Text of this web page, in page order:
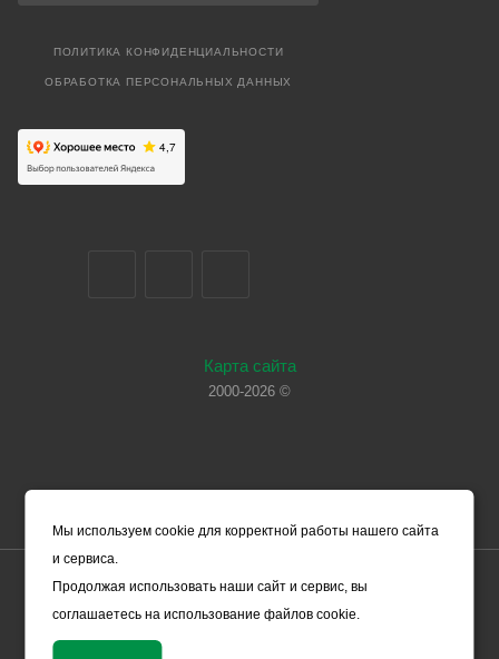
ПОЛИТИКА КОНФИДЕНЦИАЛЬНОСТИ
ОБРАБОТКА ПЕРСОНАЛЬНЫХ ДАННЫХ
Карта сайта
2000-2026 ©
Цены, указанные на сайте, носят справочный характер и не
являются офертой (в соответствии со ст. 435 ГК РФ). Они могут
Мы используем cookie для корректной работы нашего сайта
и сервиса.
Продолжая использовать наши сайт и сервис, вы
соглашаетесь на использование файлов cookie.